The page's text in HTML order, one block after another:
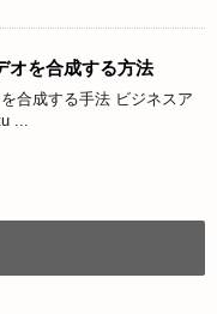
オを合成する方法
合成する手法 ビジネスア
...